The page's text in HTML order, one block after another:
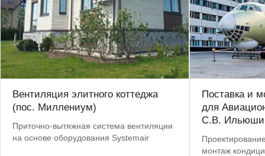
Вентиляция элитного коттеджа
(пос. Миллениум)
Приточно-вытяжная система вентиляции
на основе оборудования Systemair
Поставка и
для
С.В.
монтаж